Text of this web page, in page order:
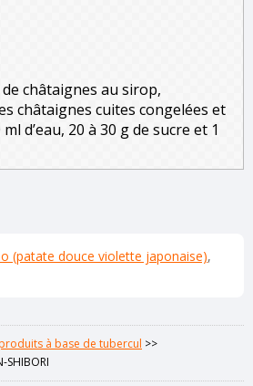
de châtaignes au sirop,
châtaignes cuites congelées et
d’eau, 20 à 30 g de sucre et 1
(patate douce violette japonaise),
à base de tubercul >>
SHIBORI